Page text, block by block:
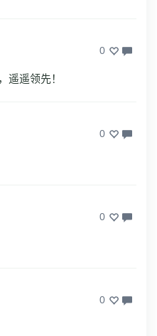
0
遥遥领先！
0
0
0